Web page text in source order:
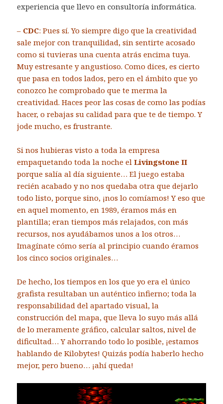
experiencia que llevo en consultoría informática.
– CDC: Pues sí. Yo siempre digo que la creatividad
sale mejor con tranquilidad, sin sentirte acosado
como si tuvieras una cuenta atrás encima tuya.
Muy estresante y angustioso. Como dices, es cierto
que pasa en todos lados, pero en el ámbito que yo
conozco he comprobado que te merma la
creatividad. Haces peor las cosas de como las podías
hacer, o rebajas su calidad para que te de tiempo. Y
jode mucho, es frustrante.
Si nos hubieras visto a toda la empresa
empaquetando toda la noche elLivingstone II
porque salía al día siguiente… El juego estaba
recién acabado y no nos quedaba otra que dejarlo
todo listo, porque sino, ¡nos lo comíamos! Y eso que
en aquel momento, en 1989, éramos más en
plantilla; eran tiempos más relajados, con más
recursos, nos ayudábamos unos a los otros…
Imagínate cómo sería al principio cuando éramos
los cinco socios originales…
De hecho, los tiempos en los que yo era el único
grafista resultaban un auténtico infierno; toda la
responsabilidad del apartado visual, la
construcción del mapa, que lleva lo suyo más allá
de lo meramente gráfico, calcular saltos, nivel de
dificultad… Y ahorrando todo lo posible, ¡estamos
hablando de Kilobytes! Quizás podía haberlo hecho
mejor, pero bueno… ¡ahí queda!